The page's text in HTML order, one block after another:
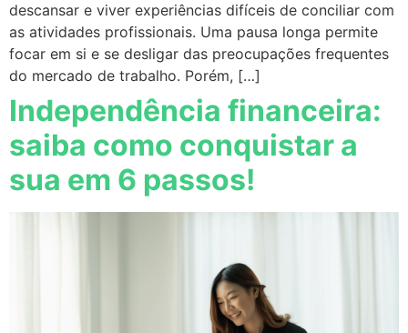
descansar e viver experiências difíceis de conciliar com
as atividades profissionais. Uma pausa longa permite
focar em si e se desligar das preocupações frequentes
do mercado de trabalho. Porém, […]
Independência financeira:
saiba como conquistar a
sua em 6 passos!